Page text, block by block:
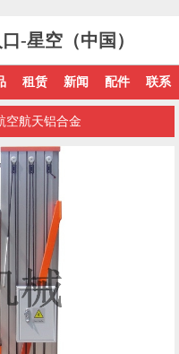
-星空（中国）
租赁 新闻 配件 联系
空航天铝合金